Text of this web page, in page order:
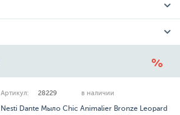
Артикул: 28229 в наличии
Nesti Dante Мыло Chic Animalier Bronze Leopard